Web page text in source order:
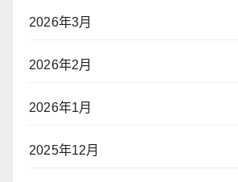
2026年3月
2026年2月
2026年1月
2025年12月